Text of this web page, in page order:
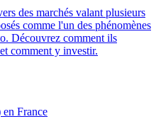
des marchés valant plusieurs
comme l'un des phénomènes
Découvrez comment ils
comment y investir.
France